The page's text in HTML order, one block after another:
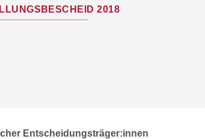
2018
Entscheidungsträger:innen